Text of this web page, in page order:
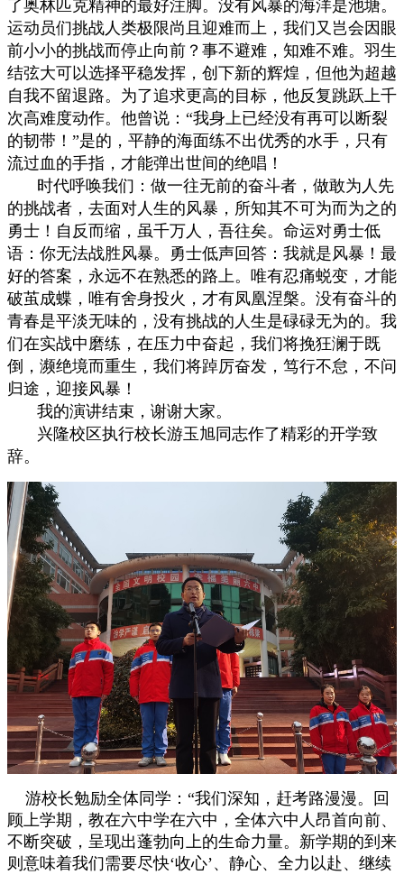
了奥林匹克精神的最好注脚。没有风暴的海洋是池塘。
运动员们挑战人类极限尚且迎难而上，我们又岂会因眼
前小小的挑战而停止向前？事不避难，知难不难。羽生
结弦大可以选择平稳发挥，创下新的辉煌，但他为超越
自我不留退路。为了追求更高的目标，他反复跳跃上千
次高难度动作。他曾说： “我身上已经没有再可以断裂
的韧带！ ”是的，平静的海面练不出优秀的水手，只有
流过血的手指，才能弹出世间的绝唱！
时代呼唤我们：做一往无前的奋斗者，做敢为人先
的挑战者，去面对人生的风暴，所知其不可为而为之的
勇士！自反而缩，虽千万人，吾往矣。命运对勇士低
语：你无法战胜风暴。勇士低声回答：我就是风暴！最
好的答案，永远不在熟悉的路上。唯有忍痛蜕变，才能
破茧成蝶，唯有舍身投火，才有凤凰涅槃。没有奋斗的
青春是平淡无味的，没有挑战的人生是碌碌无为的。我
们在实战中磨练，在压力中奋起，我们将挽狂澜于既
倒，濒绝境而重生，我们将踔厉奋发，笃行不怠，不问
归途，迎接风暴！
我的演讲结束，谢谢大家。
兴隆校区执行校长游玉旭同志作了精彩的开学致
辞。
游校长勉励全体同学：“我们深知，赶考路漫漫。回
顾上学期，教在六中学在六中，全体六中人昂首向前、
不断突破，呈现出蓬勃向上的生命力量。新学期的到来
则意味着我们需要尽快‘收心’、静心、全力以赴、继续